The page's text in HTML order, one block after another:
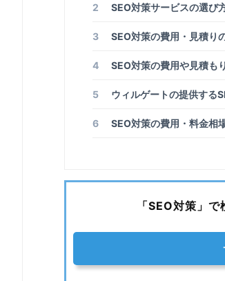
2 SEO対策サービスの選び
3 SEO対策の費用・見積り
4 SEO対策の費用や見積も
5 ウィルゲートの提供する
6 SEO対策の費用・料金相
「SEO対策」